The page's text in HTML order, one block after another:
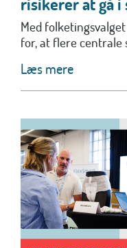
Med
for, at flere centrale
Læs mere